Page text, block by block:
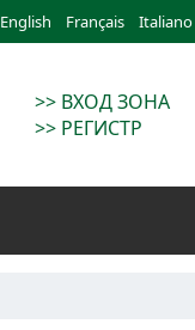
English Français Italiano
>> ВХОД ЗОНА
>> РЕГИСТР